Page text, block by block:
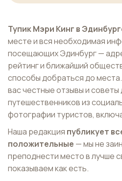
Тупик Мэри Кинг в
месте и вся необходимая
посещающих Эдинбург —
рейтинг и ближайший
способы добраться до
вас честные отзывы и советы
путешественников из
фотографии туристов,
Наша редакция публикует
положительные — мы не
преподнести место в лучше
показываем как есть.